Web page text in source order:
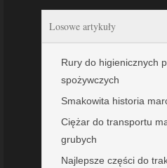
Losowe artykuły
Rury do higienicznych
spożywczych
Smakowita historia
Ciężar do transportu
grubych
Najlepsze części do